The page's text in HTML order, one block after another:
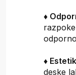
♦
♦
deske